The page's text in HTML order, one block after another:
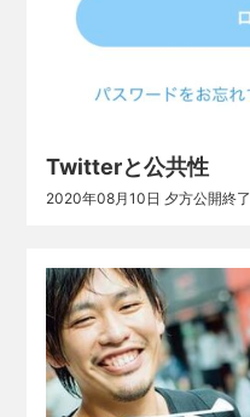
Twitterと公共性
2020年08月10日 夕方公開終了